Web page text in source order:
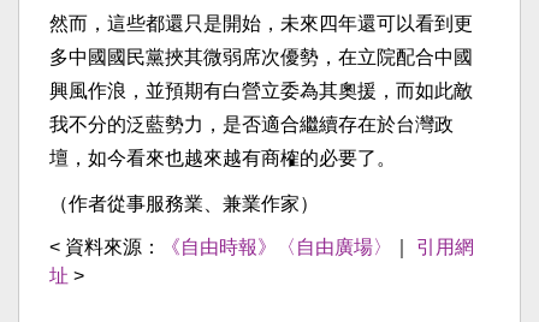
然而，這些都還只是開始，未來四年還可以看到更
多中國國民黨挾其微弱席次優勢，在立院配合中國
興風作浪，並預期有白營立委為其奧援，而如此敵
我不分的泛藍勢力，是否適合繼續存在於台灣政
壇，如今看來也越來越有商榷的必要了。
（作者從事服務業、兼業作家）
< 資料來源： 《自由時報》〈自由廣場〉
引用網
址 >